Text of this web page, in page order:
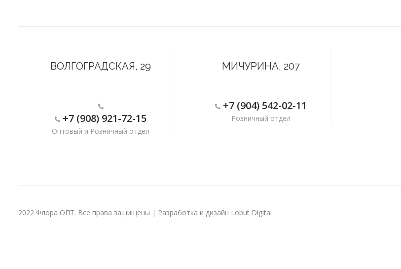
ВОЛГОГРАДСКАЯ, 29
+7 (908) 921-72-15
Оптовый и Розничный отдел
МИЧУРИНА, 207
+7 (904) 542-02-11
Розничный отдел
2022 Флора ОПТ. Все права защищены | Разработка и дизайн Lobut Digital